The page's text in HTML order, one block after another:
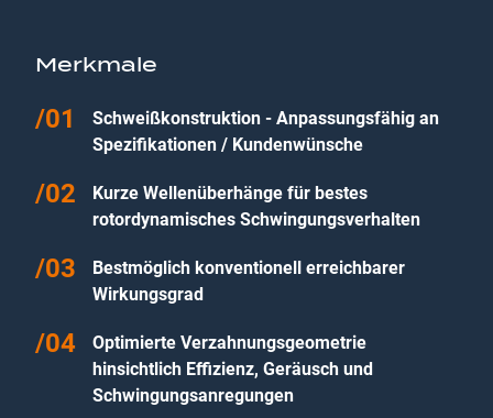
Merkmale
Schweißkonstruktion - Anpassungsfähig an
Spezifikationen / Kundenwünsche
Kurze Wellenüberhänge für bestes
rotordynamisches Schwingungsverhalten
Bestmöglich konventionell erreichbarer
Wirkungsgrad
Optimierte Verzahnungsgeometrie
hinsichtlich Effizienz, Geräusch und
Schwingungsanregungen